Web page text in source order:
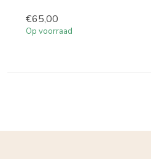
€65,00
Op voorraad